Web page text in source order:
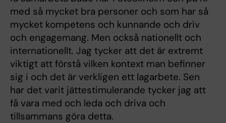
med så mycket bra personer och som har så
mycket kompetens och kunnande och driv
och engagemang. Men också nationellt och
internationellt. Jag tycker att det är extremt
viktigt att förstå vilken kontext man befinner
sig i och det är verkligen ett lagarbete. Sen
har det varit jättestimulerande tycker jag att
få vara med och leda och driva och
tillsammans göra detta.